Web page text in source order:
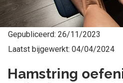
Gepubliceerd: 26/11/2023
Laatst bijgewerkt: 04/04/2024
Hamstring